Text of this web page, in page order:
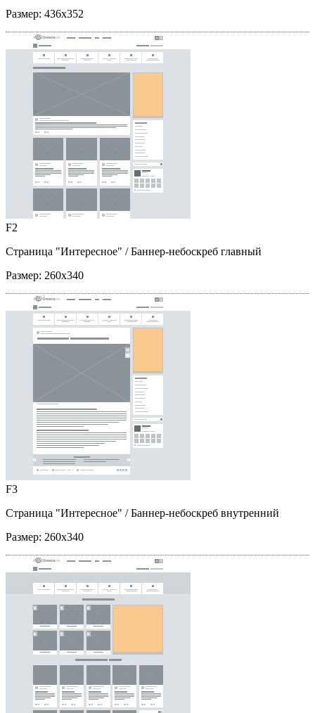
Размер: 436x352
F2
Страница "Интересное" / Баннер-небоскреб главный
Размер: 260x340
F3
Страница "Интересное" / Баннер-небоскреб внутренний
Размер: 260x340